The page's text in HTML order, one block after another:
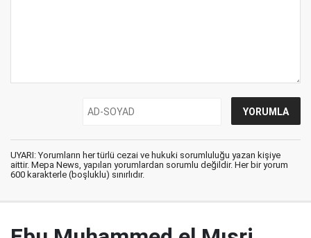
UYARI: Yorumların her türlü cezai ve hukuki sorumluluğu yazan kişiye
aittir. Mepa News, yapılan yorumlardan sorumlu değildir. Her bir yorum
600 karakterle (boşluklu) sınırlıdır.